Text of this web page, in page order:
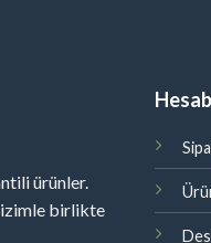
ürünler.
birlikte